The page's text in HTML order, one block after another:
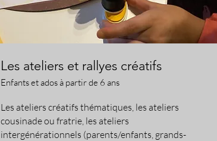
Les ateliers et rallyes créatifs
Enfants et ados à partir de 6 ans
Les ateliers créatifs thématiques, les ateliers
cousinade ou fratrie, les ateliers
intergénérationnels (parents/enfants, grands-